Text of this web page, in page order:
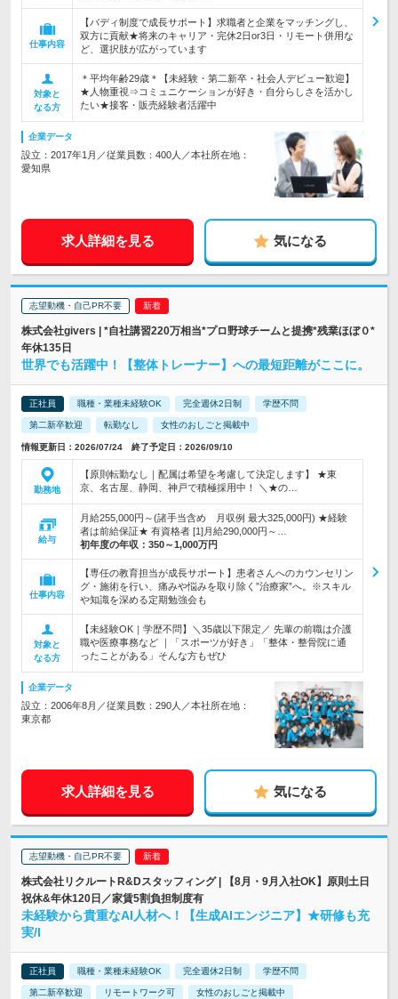
仕事内容
【バディ制度で成長サポート】求職者と企業をマッチングし、
双方に貢献★将来のキャリア・完休2日or3日・リモート併用な
ど、選択肢が広がっています
対象と
なる方
＊平均年齢29歳＊【未経験・第二新卒・社会人デビュー歓迎】
★人物重視⇒コミュニケーションが好き・自分らしさを活かし
たい★接客・販売経験者活躍中
企業データ
設立：2017年1月／従業員数：400人／本社所在地：
愛知県
求人詳細を見る 気になる
志望動機・自己PR不要
株式会社givers | *自社講習220万相当*プロ野球チームと提携*残業ほぼ０*
年休135日
世界でも活躍中！【整体トレーナー】への最短距離がここに。
正社員 職種・業種未経験OK 完全週休2日制 学歴不問
第二新卒歓迎 転勤なし 女性のおしごと掲載中
情報更新日：2026/07/24 終了予定日：2026/09/10
勤務地
【原則転勤なし｜配属は希望を考慮して決定します】 ★東
京、名古屋、静岡、神戸で積極採用中！ ＼★の…
給与
月給255,000円～(諸手当含め 月収例 最大325,000円) ★経験
者は前給保証★ 有資格者 [1]月給290,000円～…
初年度の年収： 350～1,000万円
仕事内容
【専任の教育担当が成長サポート】患者さんへのカウンセリン
グ・施術を行い、痛みや悩みを取り除く”治療家”へ。※スキル
や知識を深める定期勉強会も
対象と
なる方
【未経験OK｜学歴不問】＼35歳以下限定／ 先輩の前職は介護
職や医療事務など ｜「スポーツが好き」「整体・整骨院に通
ったことがある」そんな方もぜひ
企業データ
設立：2006年8月／従業員数：290人／本社所在地：
東京都
求人詳細を見る 気になる
志望動機・自己PR不要
株式会社リクルートR&Dスタッフィング | 【8月・9月入社OK】原則土日
祝休&年休120日／家賃5割負担制度有
未経験から貴重なAI人材へ！【生成AIエンジニア】★研修も充
実/l
正社員 職種・業種未経験OK 完全週休2日制 学歴不問
第二新卒歓迎 リモートワーク可 女性のおしごと掲載中